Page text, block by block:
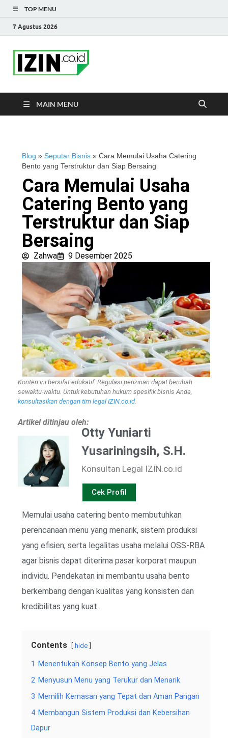
TOP MENU
7 Agustus 2026
MAIN MENU
Blog » Seputar Bisnis » Cara Memulai Usaha Catering
Bento yang Terstruktur dan Siap Bersaing
Cara Memulai Usaha
Catering Bento yang
Terstruktur dan Siap
Bersaing
Zahwa 9 Desember 2025
Konten ini bersifat edukatif. Regulasi perizinan dapat berubah
sewaktu-waktu. Untuk kebutuhan hukum spesifik bisnis Anda,
konsultasikan dengan tim legal IZIN.co.id.
Artikel ditinjau oleh:
Otty Yuniarti
Yusariningsih, S.H.
Konsultan Legal IZIN.co.id
Cek Profil
Memulai usaha catering bento membutuhkan
perencanaan menu yang menarik, sistem produksi
yang efisien, serta legalitas usaha melalui OSS-RBA
agar bisnis dapat diterima pasar korporat maupun
individu. Pendekatan ini membantu usaha bento
berkembang dengan kualitas yang konsisten dan
kredibilitas yang kuat.
Contents hide
1
Menentukan Konsep Bento yang Jelas
2 Menyusun Menu yang Terukur dan Menarik
3 Memilih Kemasan yang Tepat dan Aman Pangan
4 Membangun Sistem Produksi dan Kebersihan
Dapur